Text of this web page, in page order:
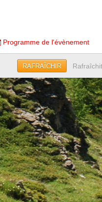
Programme de l'évènement
RAFRAÎCHIR